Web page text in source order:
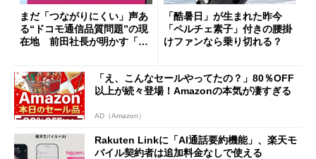
まだ「つながりにくい」声あ
る“ドコモ通信品質問題”の現
在地 前田社長が明かす「道
「酷暑日」が生まれた昨今
「ペルチェ素子」付きの腰掛
けファンなら乗り切れる？
「え、こんなセールやってたの？」80％OFF
以上が続々登場！Amazonの本気が凄すぎる
AD（Amazon）
Rakuten Linkに「AI通話要約機能」、楽天モ
バイル契約者は追加料金なしで使える